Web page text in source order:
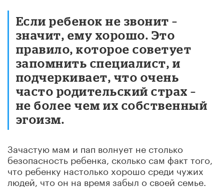
Если ребенок не звонит –
значит, ему хорошо. Это
правило, которое советует
запомнить специалист, и
подчеркивает, что очень
часто родительский страх –
не более чем их собственный
эгоизм.
Зачастую мам и пап волнует не столько
безопасность ребенка, сколько сам факт того,
что ребенку настолько хорошо среди чужих
людей, что он на время забыл о своей семье.